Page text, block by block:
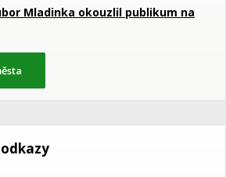
Mladinka okouzlil publikum na